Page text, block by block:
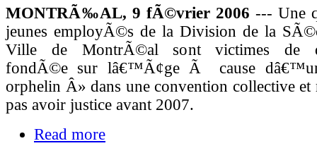
MONTRÃ‰AL, 9 fÃ©vrier 2006 --- Une
jeunes employÃ©s de la Division de la
Ville de MontrÃ©al sont victimes de
fondÃ©e sur lâ€™Ã¢ge Ã cause
orphelin Â» dans une convention collective et
pas avoir justice avant 2007.
Read more